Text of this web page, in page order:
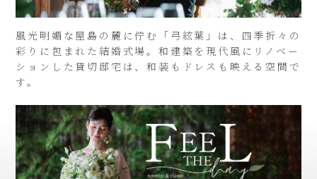
風光明媚な屋島の麓に佇む「弓絃葉」は、四季折々の
彩りに包まれた結婚式場。和建築を現代風にリノベー
ションした貸切邸宅は、和装もドレスも映える空間で
す。